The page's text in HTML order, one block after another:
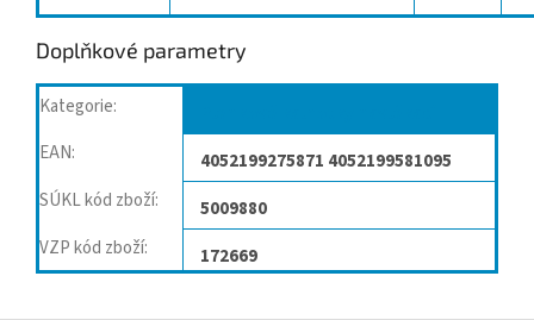
Doplňkové parametry
Kategorie:
EAN:
4052199275871 4052199581095
SÚKL kód zboží:
5009880
VZP kód zboží: 172669